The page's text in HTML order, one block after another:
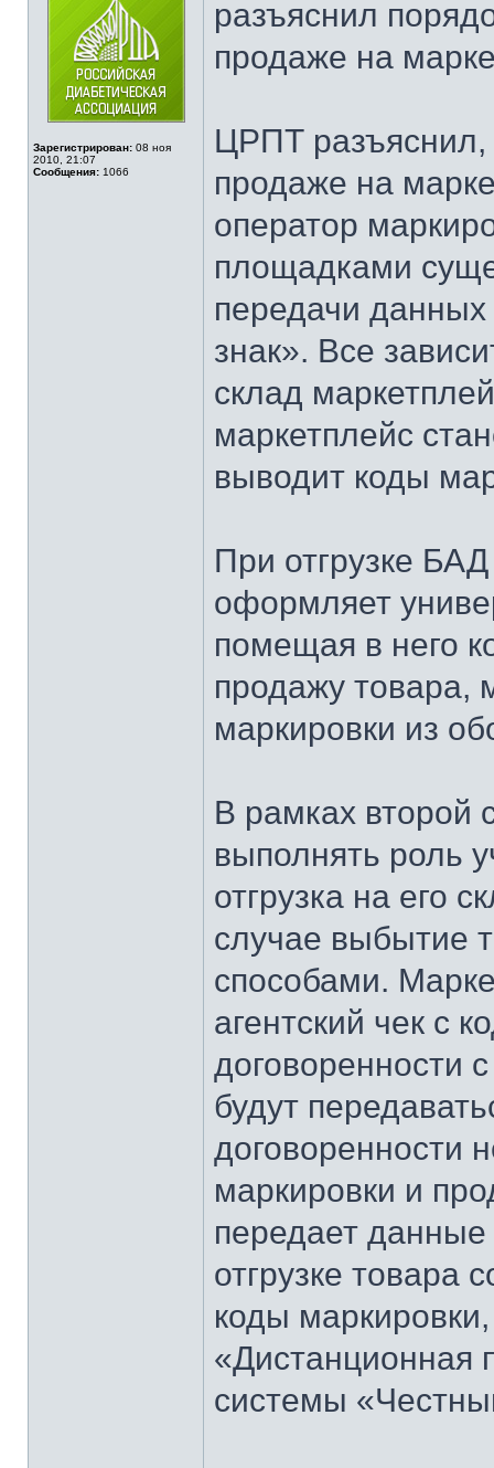
Зарегистрирован: 08 ноя
2010, 21:07
Сообщения: 1066
разъяснил
продаже на
ЦРПТ разъяснил,
продаже на
оператор
площадками
передачи
знак». Все
склад
маркетплейс
выводит коды
При отгрузке
оформляет
помещая в него
продажу товара,
маркировки из
В рамках второй
выполнять роль
отгрузка на его
случае выбытие
способами.
агентский чек с
договоренности
будут
договоренности
маркировки и
передает
отгрузке товара
коды
«Дистанционная
системы